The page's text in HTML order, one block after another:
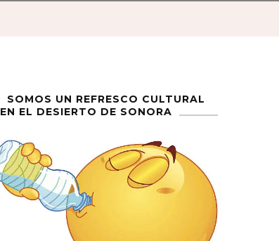
SOMOS UN REFRESCO CULTURAL
EN EL DESIERTO DE SONORA